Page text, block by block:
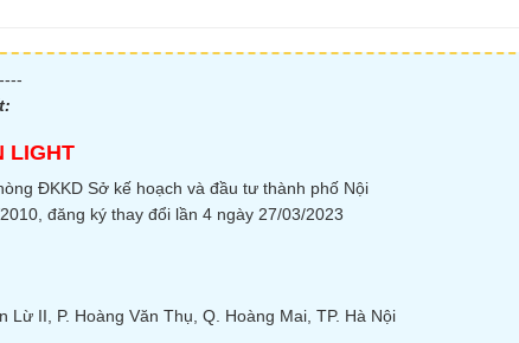
LIGHT
ĐKKD Sở kế hoạch và đầu tư thành phố Nội
đăng ký thay đổi lần 4 ngày 27/03/2023
II, P. Hoàng Văn Thụ, Q. Hoàng Mai, TP. Hà Nội